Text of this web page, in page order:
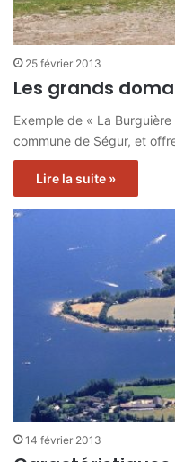
25 février 2013
Les grands
Exemple de « La
commune de Ségur, et
Lire la suite »
14 février 2013